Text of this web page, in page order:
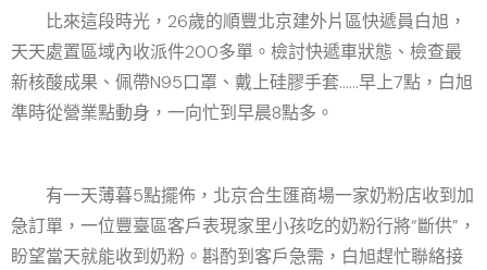
比來這段時光，26歲的順豐北京建外片區快遞員白旭，
天天處置區域內收派件200多單。檢討快遞車狀態、檢查最
新核酸成果、佩帶N95口罩、戴上硅膠手套……早上7點，白旭
準時從營業點動身，一向忙到早晨8點多。
有一天薄暮5點擺佈，北京合生匯商場一家奶粉店收到加
急訂單，一位豐臺區客戶表現家里小孩吃的奶粉行將“斷供”，
盼望當天就能收到奶粉。斟酌到客戶急需，白旭趕忙聯絡接